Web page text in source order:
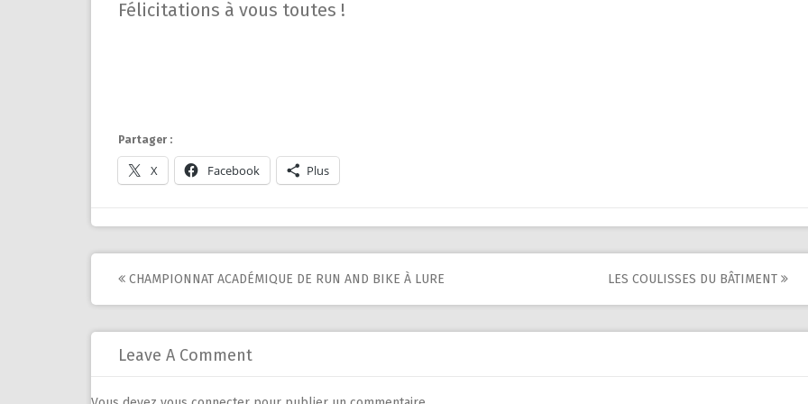
Félicitations à vous toutes !
Partager :
X Facebook Plus
Post
navigation
CHAMPIONNAT ACADÉMIQUE DE RUN AND BIKE À LURE LES COULISSES DU BÂTIMENT
Leave A Comment